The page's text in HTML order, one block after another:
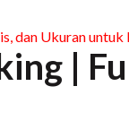
dan Ukuran
|